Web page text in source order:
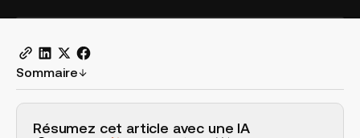
Sommaire
Résumez cet article avec une IA